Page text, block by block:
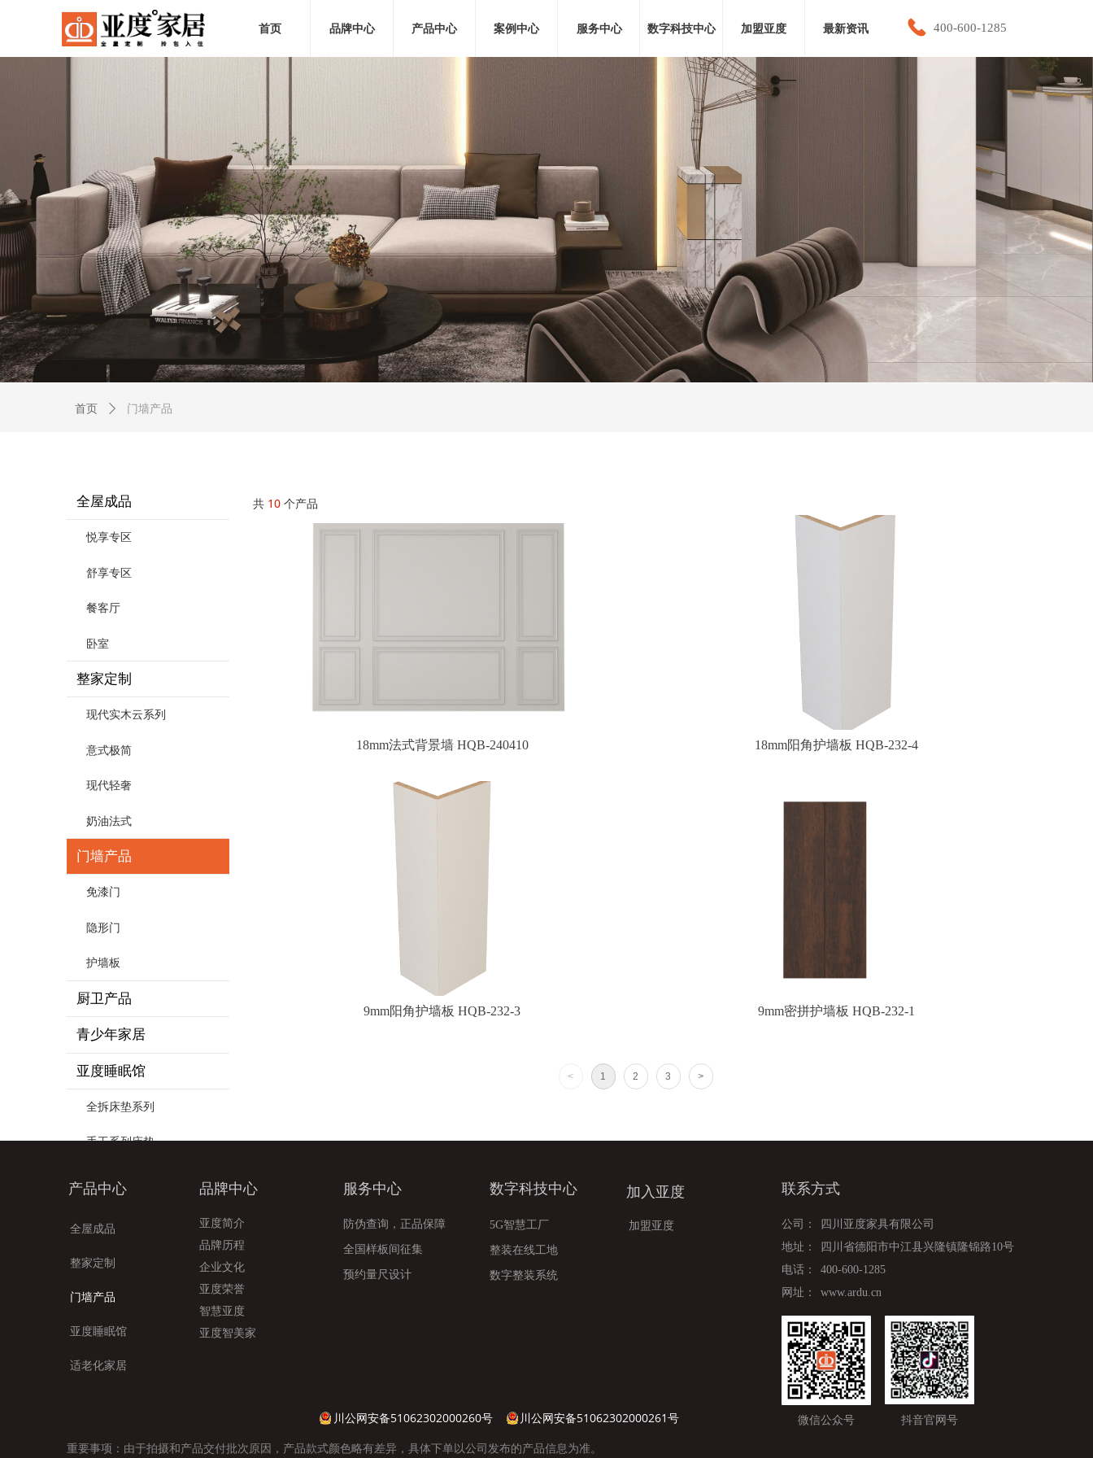
首页 品牌中心 产品中心 案例中心 服务中心 数字科技中心 加盟亚度 最新资讯 끅 400-600-1285
首页 ꄲ 门墙产品
共 10 个产品
18mm法式背景墙 HQB-240410 18mm阳角护墙板 HQB-232-4
9mm阳角护墙板 HQB-232-3 9mm密拼护墙板 HQB-232-1
< 1 2 3 >
全屋成品
悦享专区
舒享专区
餐客厅
卧室
整家定制
现代实木云系列
意式极简
现代轻奢
奶油法式
门墙产品
免漆门
隐形门
护墙板
厨卫产品
青少年家居
亚度睡眠馆
全拆床垫系列
手工系列床垫
适老自理床（实木类）
公司：
四川亚度家具有限公司
地址：
四川省德阳市中江县兴隆镇隆锦路10号
电话：
400-600-1285
网址：
www.ardu.cn
联系方式
微信公众号 抖音官网号
产品中心
全屋成品
整家定制
门墙产品
亚度睡眠馆
适老化家居
品牌中心
亚度简介
品牌历程
企业文化
亚度荣誉
智慧亚度
亚度智美家
服务中心
防伪查询，正品保障
全国样板间征集
预约量尺设计
数字科技中心
5G智慧工厂
整装在线工地
数字整装系统
重要事项：由于拍摄和产品交付批次原因，产品款式颜色略有差异，具体下单以公司发布的产品信息为准。
加盟亚度
加入亚度
川公网安备51062302000260号 川公网安备51062302000261号